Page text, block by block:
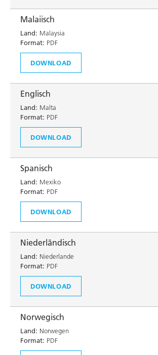
Malaiisch
Land: Malaysia
Format: PDF
DOWNLOAD
Englisch
Land: Malta
Format: PDF
DOWNLOAD
Spanisch
Land: Mexiko
Format: PDF
DOWNLOAD
Niederländisch
Land: Niederlande
Format: PDF
DOWNLOAD
Norwegisch
Land: Norwegen
Format: PDF